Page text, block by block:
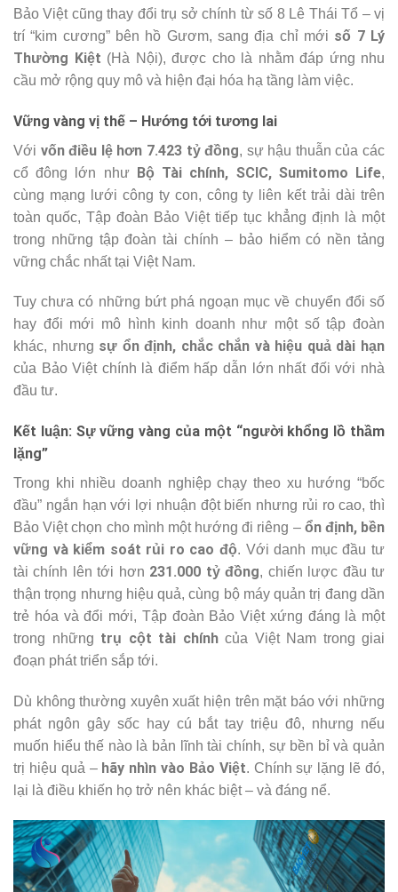
Bảo Việt cũng thay đổi trụ sở chính từ số 8 Lê Thái Tổ – vị
trí “kim cương” bên hồ Gươm, sang địa chỉ mới số 7 Lý
Thường Kiệt (Hà Nội), được cho là nhằm đáp ứng nhu
cầu mở rộng quy mô và hiện đại hóa hạ tầng làm việc.
Vững vàng vị thế – Hướng tới tương lai
Với vốn điều lệ hơn 7.423 tỷ đồng, sự hậu thuẫn của các
cổ đông lớn như Bộ Tài chính, SCIC, Sumitomo Life,
cùng mạng lưới công ty con, công ty liên kết trải dài trên
toàn quốc, Tập đoàn Bảo Việt tiếp tục khẳng định là một
trong những tập đoàn tài chính – bảo hiểm có nền tảng
vững chắc nhất tại Việt Nam.
Tuy chưa có những bứt phá ngoạn mục về chuyển đổi số
hay đổi mới mô hình kinh doanh như một số tập đoàn
khác, nhưng sự ổn định, chắc chắn và hiệu quả dài hạn
của Bảo Việt chính là điểm hấp dẫn lớn nhất đối với nhà
đầu tư.
Kết luận: Sự vững vàng của một “người khổng lồ thầm
lặng”
Trong khi nhiều doanh nghiệp chạy theo xu hướng “bốc
đầu” ngắn hạn với lợi nhuận đột biến nhưng rủi ro cao, thì
Bảo Việt chọn cho mình một hướng đi riêng – ổn định, bền
vững và kiểm soát rủi ro cao độ. Với danh mục đầu tư
tài chính lên tới hơn 231.000 tỷ đồng, chiến lược đầu tư
thận trọng nhưng hiệu quả, cùng bộ máy quản trị đang dần
trẻ hóa và đổi mới, Tập đoàn Bảo Việt xứng đáng là một
trong những trụ cột tài chínhcủa Việt Nam trong giai
đoạn phát triển sắp tới.
Dù không thường xuyên xuất hiện trên mặt báo với những
phát ngôn gây sốc hay cú bắt tay triệu đô, nhưng nếu
muốn hiểu thế nào là bản lĩnh tài chính, sự bền bỉ và quản
trị hiệu quả – hãy nhìn vào Bảo Việt. Chính sự lặng lẽ đó,
lại là điều khiến họ trở nên khác biệt – và đáng nể.